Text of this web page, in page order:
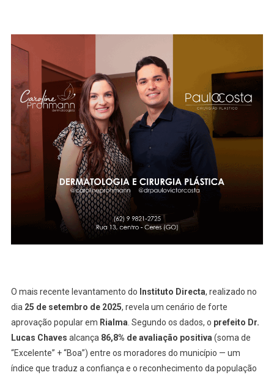
Moradores
De
Rialma
Aprovam
A
Gestão
Do
Prefeito
Dr.
Lucas
Chaves
E
Destaca
Para
Deputado
Federal
No
Município
O mais recente levantamento do Instituto Directa, realizado no
dia 25 de setembro de 2025, revela um cenário de forte
aprovação popular em Rialma . Segundo os dados, o prefeito Dr.
Lucas Chaves alcança 86,8% de avaliação positiva (soma de
“Excelente” + “Boa”) entre os moradores do município — um
índice que traduz a confiança e o reconhecimento da população